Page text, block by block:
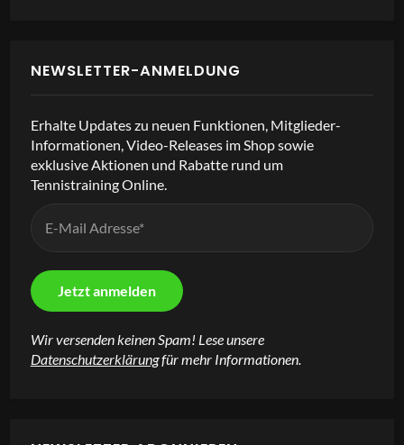
NEWSLETTER-ANMELDUNG
Erhalte Updates zu neuen Funktionen, Mitglieder-
Informationen, Video-Releases im Shop sowie
exklusive Aktionen und Rabatte rund um
Tennistraining Online.
Wir versenden keinen Spam! Lese unsere
Datenschutzerklärungfür mehr Informationen.